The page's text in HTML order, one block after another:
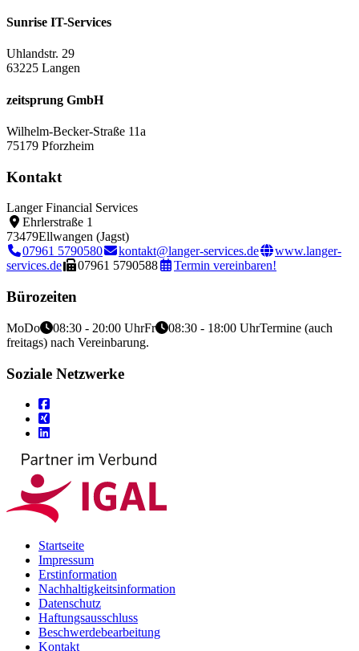
Sunrise IT-Services
Uhlandstr. 29
63225 Langen
zeitsprung GmbH
Wilhelm-Becker-Straße 11a
75179 Pforzheim
Kontakt
Langer Financial Services
Ehrlerstraße 1
73479Ellwangen (Jagst)
07961 5790580
kontakt@langer-services.de
www.langer-
services.de
07961 5790588 Termin vereinbaren!
Bürozeiten
MoDo 08:30 - 20:00 UhrFr 08:30 - 18:00 UhrTermine (auch
freitags) nach Vereinbarung.
Soziale Netzwerke
Startseite
Impressum
Erstinformation
Nachhaltigkeitsinformation
Datenschutz
Haftungsausschluss
Beschwerdebearbeitung
Kontakt